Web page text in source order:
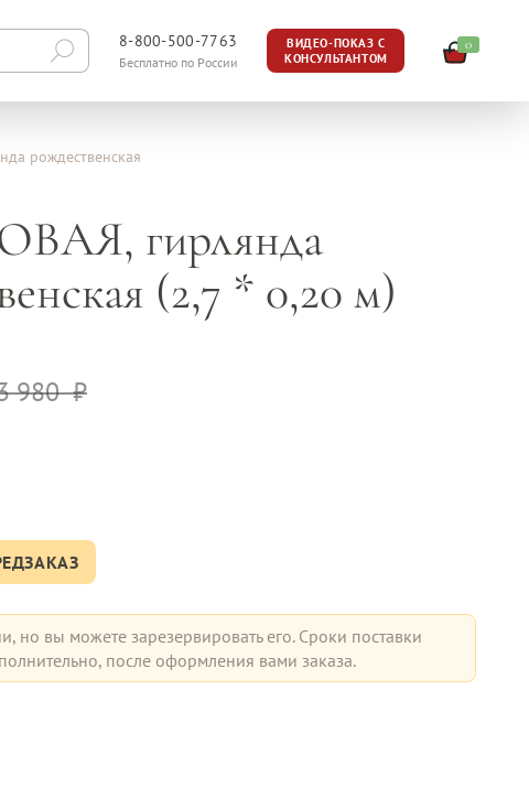
8-800-500-7763
Бесплатно по России
ВИДЕО-ПОКАЗ С
КОНСУЛЬТАНТОМ
0
рождественская
гирлянда
(2,7 * 0,20 м)
980
но вы можете зарезервировать его. Сроки поставки
после оформления вами заказа.